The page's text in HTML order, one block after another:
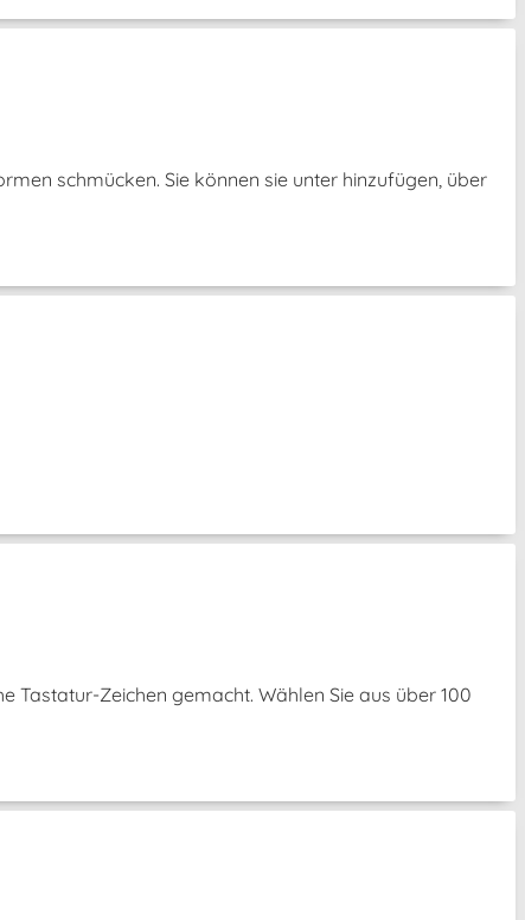
schmücken. Sie können sie unter hinzufügen, über
Tastatur-Zeichen gemacht. Wählen Sie aus über 100